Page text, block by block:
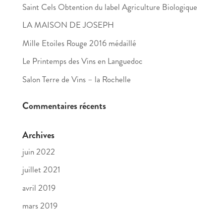
Saint Cels Obtention du label Agriculture Biologique
LA MAISON DE JOSEPH
Mille Etoiles Rouge 2016 médaillé
Le Printemps des Vins en Languedoc
Salon Terre de Vins – la Rochelle
Commentaires récents
Archives
juin 2022
juillet 2021
avril 2019
mars 2019